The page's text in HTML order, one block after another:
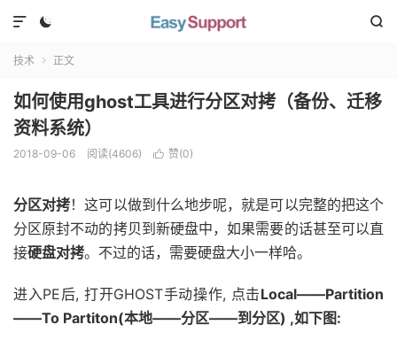
 

技术  正文
如何使用ghost工具进行分区对拷（备份、迁移
资料系统）
2018-09-06 阅读(4606)  赞(0)
分区对拷！这可以做到什么地步呢，就是可以完整的把这个
分区原封不动的拷贝到新硬盘中，如果需要的话甚至可以直
接硬盘对拷。不过的话，需要硬盘大小一样哈。
进入PE后, 打开GHOST手动操作, 点击Local——Partition
——To Partiton(本地——分区——到分区) ,如下图: